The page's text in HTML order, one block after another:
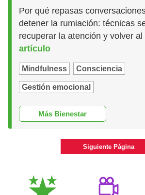
Por qué repasas
detener la rumiación: técnicas
recuperar la atención y volver al
artículo
Mindfulness Consciencia
Gestión emocional
Más Bienestar
Siguiente Página